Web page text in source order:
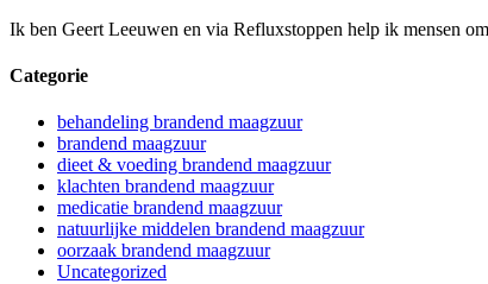
Ik ben Geert Leeuwen en via Refluxstoppen help ik mensen
Categorie
behandeling brandend maagzuur
brandend maagzuur
dieet & voeding brandend maagzuur
klachten brandend maagzuur
medicatie brandend maagzuur
natuurlijke middelen brandend maagzuur
oorzaak brandend maagzuur
Uncategorized